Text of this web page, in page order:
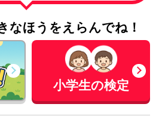
なほうをえらんでね！
小学生の検定